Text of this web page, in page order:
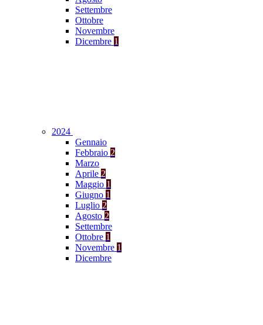
Settembre
Ottobre
Novembre
Dicembre 1
2024
Gennaio
Febbraio 2
Marzo
Aprile 2
Maggio 1
Giugno 1
Luglio 2
Agosto 2
Settembre
Ottobre 1
Novembre 1
Dicembre